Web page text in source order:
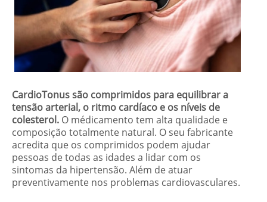
CardioTonus são comprimidos para equilibrar a
tensão arterial, o ritmo cardíaco e os níveis de
colesterol. O médicamento tem alta qualidade e
composição totalmente natural. O seu fabricante
acredita que os comprimidos podem ajudar
pessoas de todas as idades a lidar com os
sintomas da hipertensão. Além de atuar
preventivamente nos problemas cardiovasculares.